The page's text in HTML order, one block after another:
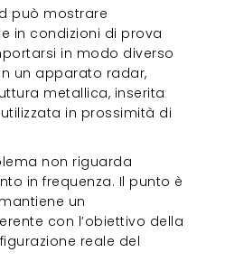
può mostrare
in condizioni di prova
in modo diverso
un apparato radar,
metallica, inserita
in prossimità di
non riguarda
in frequenza. Il punto è
un
con l’obiettivo della
reale del